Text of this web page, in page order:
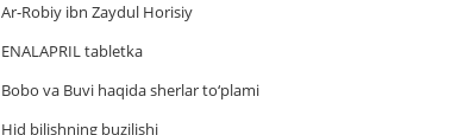
Ar-Robiy ibn Zaydul Horisiy
ENALAPRIL tabletka
Bobo va Buvi haqida sherlar to‘plami
Hid bilishning buzilishi